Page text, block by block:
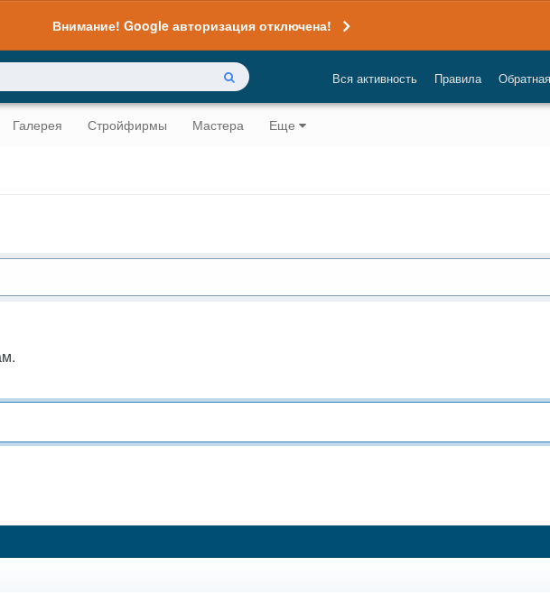
Внимание! Google авторизация отключена!
Вся активность Правила
Галерея Стройфирмы Мастера Еще